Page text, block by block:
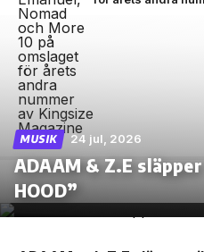
MUSIK 24 jul, 2026
ADAAM & Z.E
HOOD”